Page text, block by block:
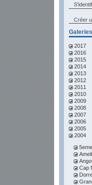
Créer
2017
2016
2015
2014
2013
2012
2011
2010
2009
2008
2007
2006
2005
2004
Cap